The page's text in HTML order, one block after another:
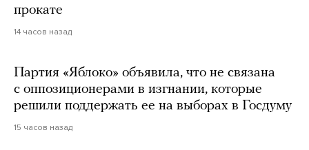
прокате
14 часов назад
Партия «Яблоко» объявила, что не связана
с оппозиционерами в изгнании, которые
решили поддержать ее на выборах в Госдуму
15 часов назад